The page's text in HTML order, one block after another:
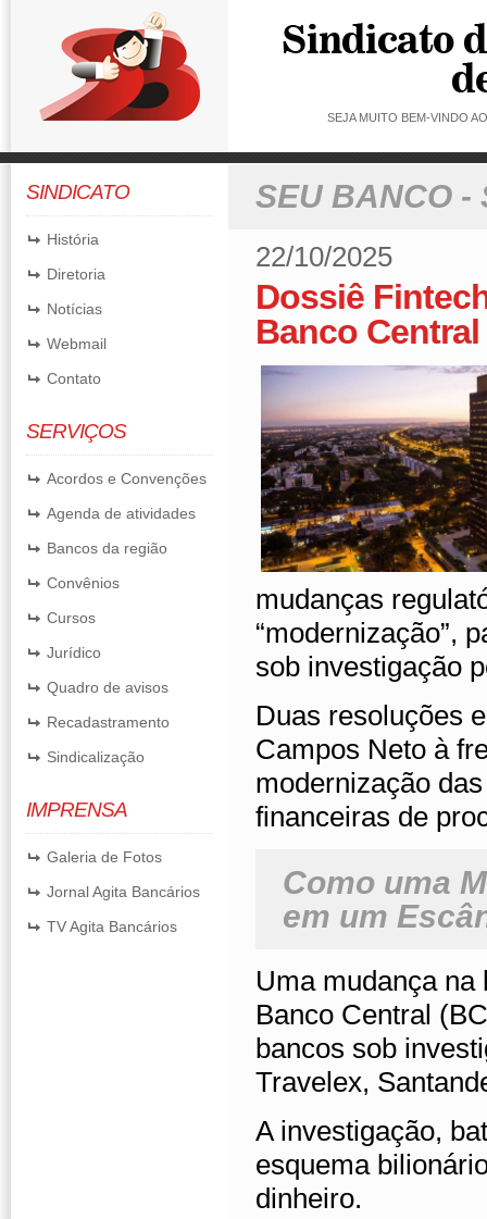
SEJA MUITO BEM-VINDO
SINDICATO
História
Diretoria
Notícias
Webmail
Contato
SERVIÇOS
Acordos e Convenções
Agenda de atividades
Bancos da região
Convênios
Cursos
Jurídico
Quadro de avisos
Recadastramento
Sindicalização
IMPRENSA
Galeria de Fotos
Jornal Agita Bancários
TV Agita Bancários
SEU BANCO -
22/10/2025
Dossiê
Banco
mudanças
“modernização”,
sob investigação
Duas resoluções
Campos Neto à
modernização
financeiras de
Como uma
em um
Uma mudança
Banco Central
bancos sob
Travelex,
A investigação,
esquema
dinheiro.